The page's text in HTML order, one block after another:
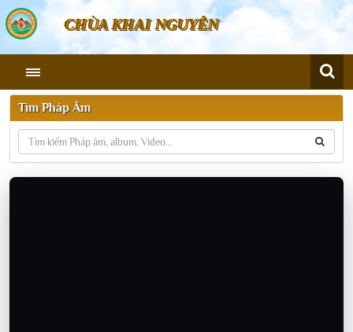
CHÙA KHAI NGUYÊN
Tìm Pháp Âm